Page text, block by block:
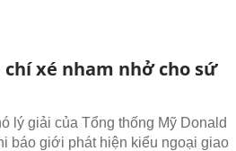
xé nham nhở cho sứ
lý giải của Tổng thống Mỹ Donald
báo giới phát hiện kiểu ngoại giao